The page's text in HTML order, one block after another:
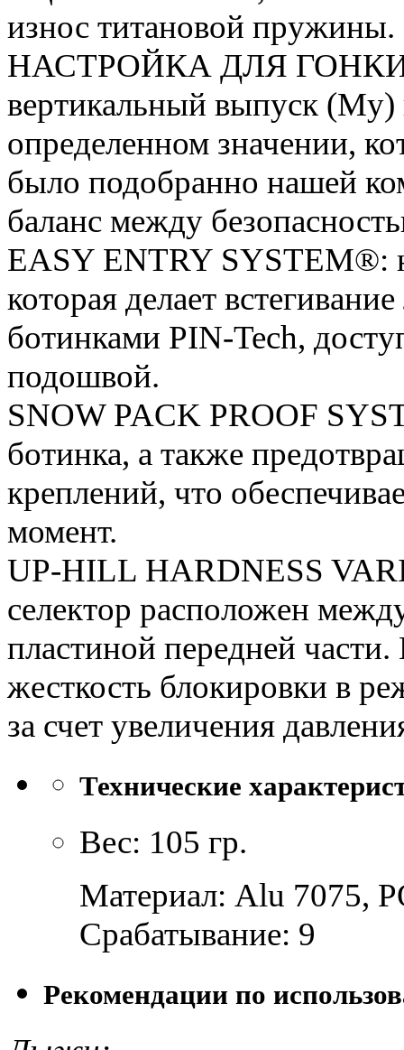
износ титановой пружины.
НАСТРОЙКА ДЛЯ ГОНКИ:
вертикальный выпуск
определенном значении,
было подобранно нашей
баланс между
EASY ENTRY SYSTEM®:
которая делает
ботинками PIN-Tech,
подошвой.
SNOW PACK PROOF
ботинка, а также
креплений, что
момент.
UP-HILL HARDNESS
селектор расположен
пластиной передней
жесткость блокировки в
за счет увеличения
Технические
Вес: 105 гр.
Материал: Alu 7075,
Срабатывание: 9
Рекомендации по